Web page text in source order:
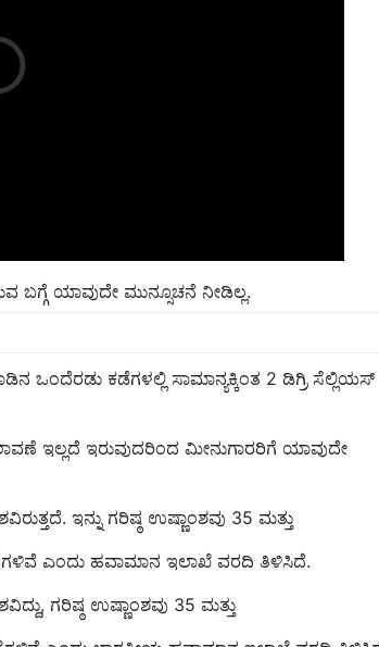
ಬಗ್ಗೆ ಯಾವುದೇ ಮುನ್ಸೂಚನೆ ನೀಡಿಲ್ಲ.
ಎಂದು ಹವಾಮಾನ ಇಲಾಖೆ ವರದಿ ತಿಳಿಸಿದೆ.
ಗರಿಷ್ಠ ಉಷ್ಣಾಂಶವು 35 ಮತ್ತು
ಎಂದು ಭಾರತೀಯ ಹವಾಮಾನ ಇಲಾಖೆ ವರದಿ ತಿಳಿಸಿದೆ.